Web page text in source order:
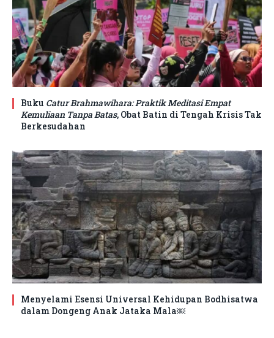
Buku Catur Brahmawihara: Praktik Meditasi Empat
Kemuliaan Tanpa Batas, Obat Batin di Tengah Krisis Tak
Berkesudahan
Menyelami Esensi Universal Kehidupan Bodhisatwa
dalam Dongeng Anak Jataka Mala￼